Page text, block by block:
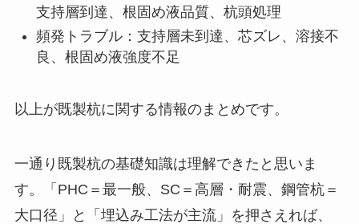
支持層到達、根固め液品質、杭頭処理
頻発トラブル：支持層未到達、芯ズレ、溶接不
良、根固め液強度不足
以上が既製杭に関する情報のまとめです。
一通り既製杭の基礎知識は理解できたと思いま
す。「PHC＝最一般、SC＝高層・耐震、鋼管杭＝
大口径」と「埋込み工法が主流」を押さえれば、